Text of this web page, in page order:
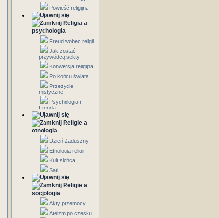
Powieść religijna
Religia a
psychologia
Freud wobec religii
Jak zostać
przywódcą sekty
Konwersja religijna
Po końcu świata
Przeżycie
mistyczne
Psychologia r.
Freuda
Religie a
etnologia
Dzień Zaduszny
Etnologia religii
Kult słońca
Sati
Religie a
socjologia
Akty przemocy
Ateizm po czesku